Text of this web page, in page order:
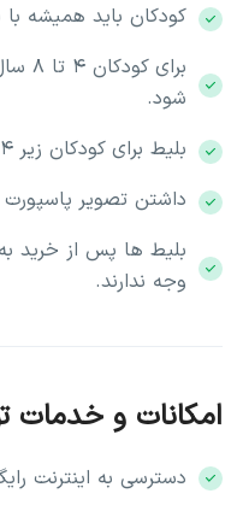
ساعت کاری
کودکان باید همیشه
شود.
بليط برای كودكان زير ۴ سال رايگان است.
داشتن تصویر پاسپورت
بلیط ها پس از خرید
وجه ندارند.
امکانات و خدمات
دسترسی به اینترنت